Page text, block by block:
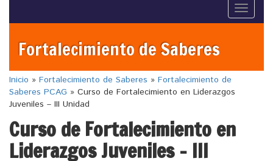
Toggle
Fortalecimiento de Saberes
Inicio » Fortalecimiento de Saberes » Fortalecimiento de
Saberes PCAG » Curso de Fortalecimiento en Liderazgos
Juveniles – III Unidad
Curso de Fortalecimiento en
Liderazgos Juveniles – III